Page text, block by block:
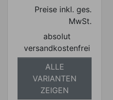
Preise inkl. ges.
MwSt.
absolut
versandkostenfrei
ALLE
VARIANTEN
ZEIGEN